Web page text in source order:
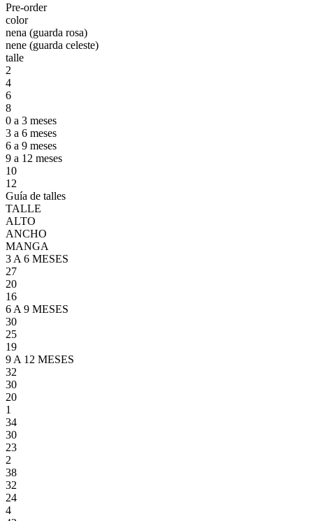
Pre-order
color
nena (guarda rosa)
nene (guarda celeste)
talle
2
4
6
8
0 a 3 meses
3 a 6 meses
6 a 9 meses
9 a 12 meses
10
12
Guía de talles
TALLE
ALTO
ANCHO
MANGA
3 A 6 MESES
27
20
16
6 A 9 MESES
30
25
19
9 A 12 MESES
32
30
20
1
34
30
23
2
38
32
24
4